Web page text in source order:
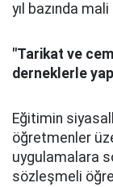
yıl bazında
"Tarikat ve
derneklerle
Eğitimin
öğretmenler
uygulamalara
sözleşmeli